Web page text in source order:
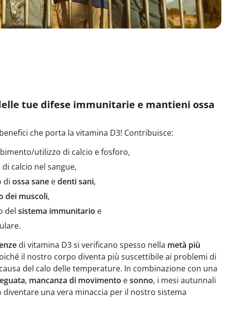
tue difese immunitarie e mantieni ossa
che porta la vitamina D3! Contribuisce:
utilizzo di calcio e fosforo,
calcio nel sangue,
di ossa sane edenti sani,
dei muscoli,
del sistema immunitario e
di vitamina D3 si verificano spesso nella metà più
il nostro corpo diventa più suscettibile ai problemi di
del calo delle temperature. In combinazione con una
, mancanza di movimento esonno, i mesi autunnali
diventare una vera minaccia per il nostro sistema